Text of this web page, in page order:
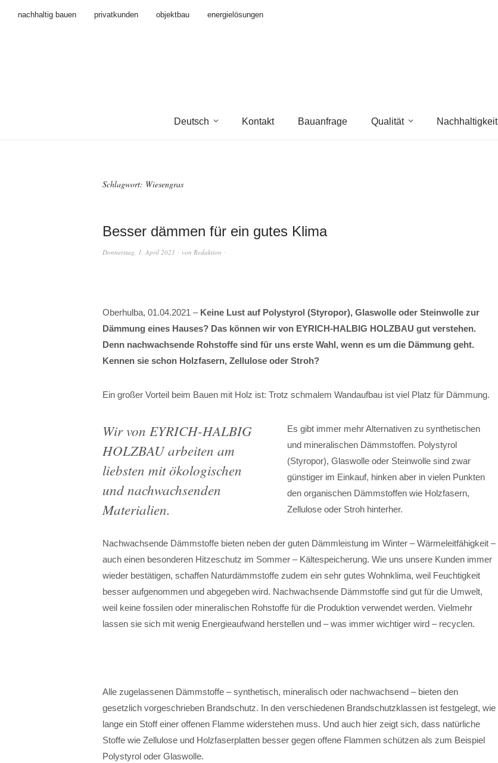
nachhaltig bauen privatkunden objektbau
energielösungen
Deutsch Kontakt Bauanfrage Qualität Nachhaltigkeit
Schlagwort: Wiesengras
Besser dämmen für ein gutes Klima
Donnerstag, 1. April 2021 von Redaktion
Oberhulba, 01.04.2021 – Keine Lust auf Polystyrol (Styropor), Glaswolle oder Steinwolle zur
Dämmung eines Hauses? Das können wir von EYRICH-HALBIG HOLZBAU gut verstehen.
Denn nachwachsende Rohstoffe sind für uns erste Wahl, wenn es um die Dämmung geht.
Kennen sie schon Holzfasern, Zellulose oder Stroh?
Ein großer Vorteil beim Bauen mit Holz ist: Trotz schmalem Wandaufbau ist viel Platz für Dämmung.
Wir von EYRICH-HALBIG
HOLZBAU arbeiten am
liebsten mit ökologischen
und nachwachsenden
Materialien.
Es gibt immer mehr Alternativen zu synthetischen
und mineralischen Dämmstoffen. Polystyrol
(Styropor), Glaswolle oder Steinwolle sind zwar
günstiger im Einkauf, hinken aber in vielen Punkten
den organischen Dämmstoffen wie Holzfasern,
Zellulose oder Stroh hinterher.
Nachwachsende Dämmstoffe bieten neben der guten Dämmleistung im Winter – Wärmeleitfähigkeit –
auch einen besonderen Hitzeschutz im Sommer – Kältespeicherung. Wie uns unsere Kunden immer
wieder bestätigen, schaffen Naturdämmstoffe zudem ein sehr gutes Wohnklima, weil Feuchtigkeit
besser aufgenommen und abgegeben wird. Nachwachsende Dämmstoffe sind gut für die Umwelt,
weil keine fossilen oder mineralischen Rohstoffe für die Produktion verwendet werden. Vielmehr
lassen sie sich mit wenig Energieaufwand herstellen und – was immer wichtiger wird – recyclen.
Alle zugelassenen Dämmstoffe – synthetisch, mineralisch oder nachwachsend – bieten den
gesetzlich vorgeschrieben Brandschutz. In den verschiedenen Brandschutzklassen ist festgelegt, wie
lange ein Stoff einer offenen Flamme widerstehen muss. Und auch hier zeigt sich, dass natürliche
Stoffe wie Zellulose und Holzfaserplatten besser gegen offene Flammen schützen als zum Beispiel
Polystyrol oder Glaswolle.